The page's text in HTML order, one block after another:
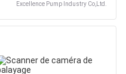
Excellence Pump Industry Co,Ltd.